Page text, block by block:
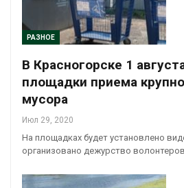
РАЗНОЕ
В Красногорске 1
площадки приема
мусора
Июл 29, 2020
На площадках будет установлено
организовано дежурство